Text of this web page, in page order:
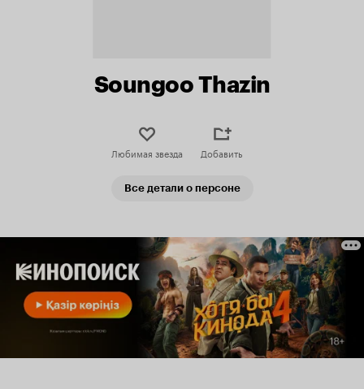
Soungoo Thazin
Любимая звезда Добавить
Все детали о персоне